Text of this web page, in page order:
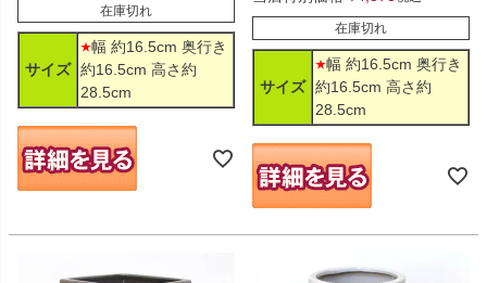
在庫切れ
サイズ
幅 約16.5cm 奥行き
約16.5cm 高さ約
28.5cm
在庫切れ
サイズ
幅 約16.5cm 奥行き
約16.5cm 高さ約
28.5cm